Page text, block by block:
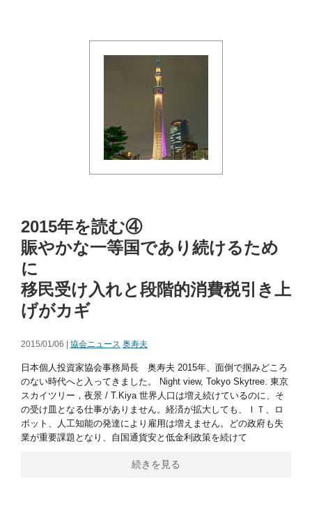
2015年を読む④
賑やかな一等国であり続けるため
に
移民受け入れと段階的消費税引き上
げがカギ
2015/01/06 | 協会ニュース 奥寿夫
日本個人投資家協会事務局長 奥寿夫 2015年、面倒で掴みどころ
のない時代へと入ってきました。 Night view, Tokyo Skytree. 東京
スカイツリー，夜景 / T.Kiya 世界人口は増え続けているのに、そ
の受け皿となる仕事がありません。経済が拡大しても、ＩＴ、ロ
ボット、人工知能の発達により雇用は増えません。どの政府も失
業が重要課題となり、自国通貨安と低金利政策を続けて
続きを見る